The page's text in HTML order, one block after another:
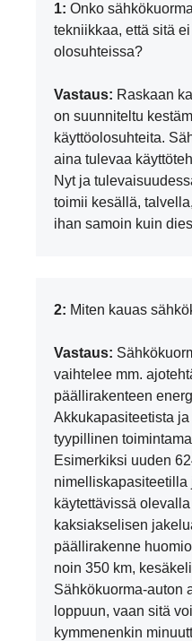
1: Onko
tekniikkaa, että sitä
olosuhteissa?
Vastaus: Raskaan
on suunniteltu
käyttöolosuhteita.
aina tulevaa
Nyt ja
toimii kesällä,
ihan samoin kuin
2: Miten kauas
Vastaus:
vaihtelee mm.
päällirakenteen
Akkukapasiteetista
tyypillinen
Esimerkiksi uuden
nimelliskapasiteetilla
käytettävissä
kaksiakselisen
päällirakenne
noin 350 km,
Sähkökuorma-auton
loppuun, vaan sitä
kymmenenkin